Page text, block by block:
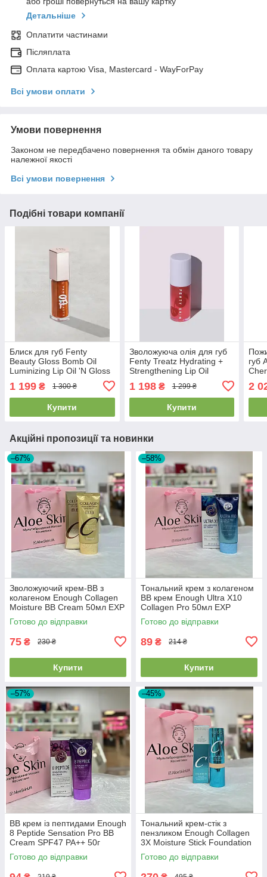
Детальніше
Оплатити частинами
Післяплата
Оплата картою Visa, Mastercard - WayForPay
Всі умови оплати
Умови повернення
Законом не передбачено повернення та обмін даного товару
належної якості
Всі умови повернення
Подібні товари компанії
Блиск для губ Fenty
Beauty Gloss Bomb Oil
Luminizing Lip Oil 'N Gloss
1 199 ₴ 1 300 ₴
Купити
Зволожуюча олія для губ
Fenty Treatz Hydrating +
Strengthening Lip Oil
1 198₴ 1 299 ₴
Купити
губ
2
Акційні пропозиції та новинки
–67%
Зволожуючий крем-ВВ з
колагеном Enough Collagen
Moisture BB Cream 50мл EXP
2026.01.18
Готово до відправки
75 ₴ 230 ₴
Купити
–58%
Тональний крем з колагеном
BB крем Enough Ultra X10
Collagen Pro 50мл EXP
2026/07/24
Готово до відправки
89 ₴ 214 ₴
Купити
–57%
BB крем із пептидами Enough
8 Peptide Sensation Pro BB
Cream SPF47 PA++ 50г
EXP2026/07/24
Готово до відправки
–45%
Тональний крем-стік з
пензликом Enough Collagen
3X Moisture Stick Foundation
SPF50 + PA++++ #13 Light
Beige 14г
Готово до відправки